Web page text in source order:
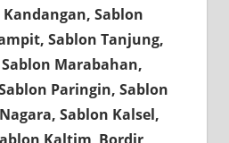
Sablon
Sablon Tanjung,
Marabahan,
Paringin, Sablon
Sablon Kalsel,
Kaltim, Bordir